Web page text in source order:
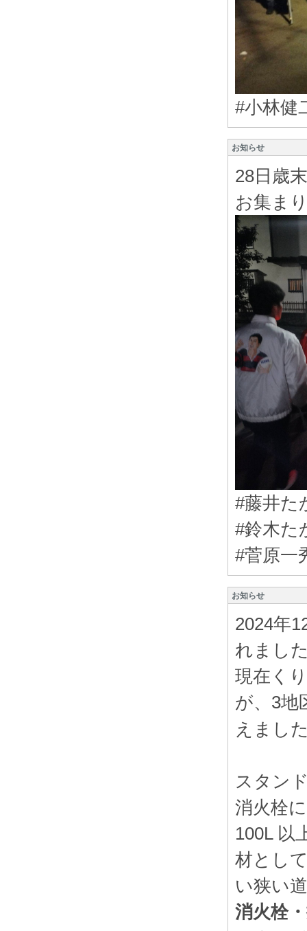
#小林健
お知らせ
28日歳
お集ま
#藤井た
#鈴木た
#菅原一
お知らせ
2024年
れまし
現在く
が、 3地
えまし
スタン
消火栓
100L 以
材とし
い狭い
消火栓